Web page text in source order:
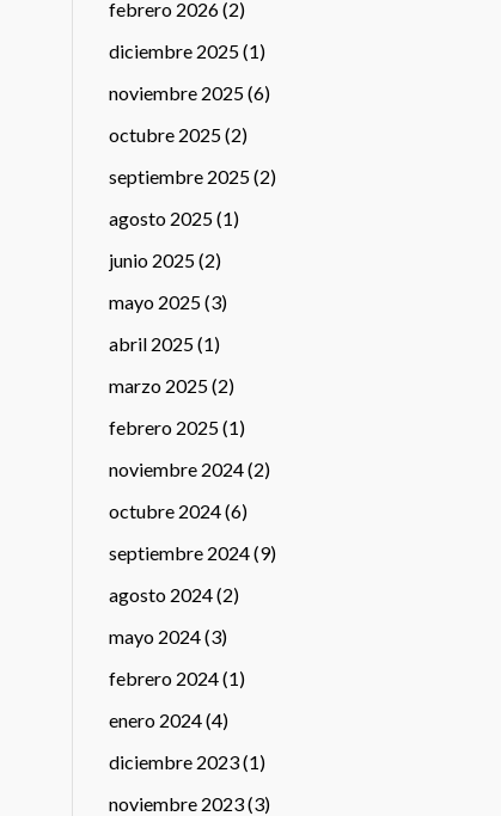
febrero 2026(2)
diciembre 2025(1)
noviembre 2025(6)
octubre 2025(2)
septiembre 2025(2)
agosto 2025(1)
junio 2025(2)
mayo 2025(3)
abril 2025(1)
marzo 2025(2)
febrero 2025(1)
noviembre 2024(2)
octubre 2024(6)
septiembre 2024(9)
agosto 2024(2)
mayo 2024(3)
febrero 2024(1)
enero 2024(4)
diciembre 2023(1)
noviembre 2023(3)